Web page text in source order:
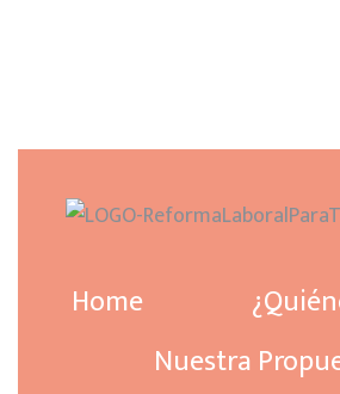
Home
Nuestra